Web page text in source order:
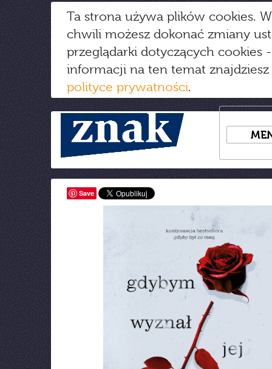
Ta strona używa plików cookies.
chwili możesz dokonać zmiany
przeglądarki dotyczących cookies
informacji na ten temat
polityce prywatności.
Save